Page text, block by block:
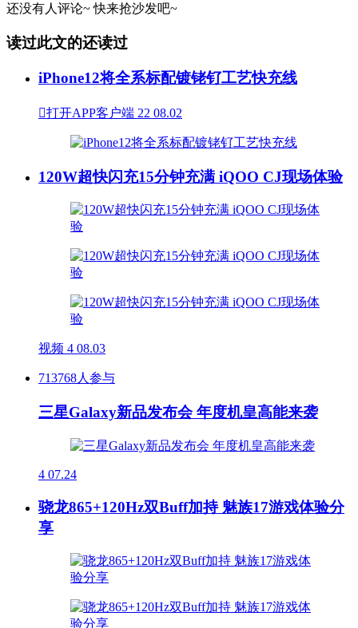
还没有人评论~ 快来抢沙发吧~
读过此文的还读过
iPhone12将全系标配镀铑钌工艺快充线
打开APP客户端 22 08.02
120W超快闪充15分钟充满 iQOO CJ现场体验
视频 4 08.03
713768人参与
三星Galaxy新品发布会 年度机皇高能来袭
4 07.24
骁龙865+120Hz双Buff加持 魅族17游戏体验分
享